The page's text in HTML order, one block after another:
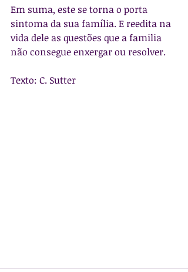
Em suma, este se torna o porta
sintoma da sua família. E reedita na
vida dele as questões que a familia
não consegue enxergar ou resolver.
Texto: C. Sutter